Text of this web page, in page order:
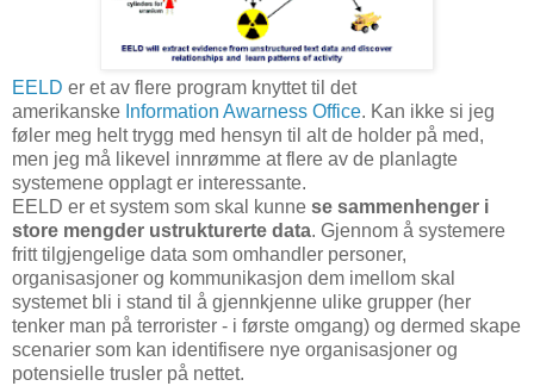
EELD er et av flere program knyttet til det
amerikanske Information Awarness Office. Kan ikke si jeg
føler meg helt trygg med hensyn til alt de holder på med,
men jeg må likevel innrømme at flere av de planlagte
systemene opplagt er interessante.
EELD er et system som skal kunne se sammenhenger i
store mengder ustrukturerte data. Gjennom å systemere
fritt tilgjengelige data som omhandler personer,
organisasjoner og kommunikasjon dem imellom skal
systemet bli i stand til å gjennkjenne ulike grupper (her
tenker man på terrorister - i første omgang) og dermed skape
scenarier som kan identifisere nye organisasjoner og
potensielle trusler på nettet.